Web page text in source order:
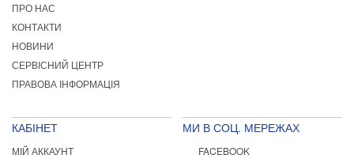
ПРО НАС
КОНТАКТИ
НОВИНИ
СЕРВІСНИЙ ЦЕНТР
ПРАВОВА ІНФОРМАЦІЯ
КАБІНЕТ
МІЙ АККАУНТ
МИ В СОЦ. МЕРЕЖАХ
FACEBOOK